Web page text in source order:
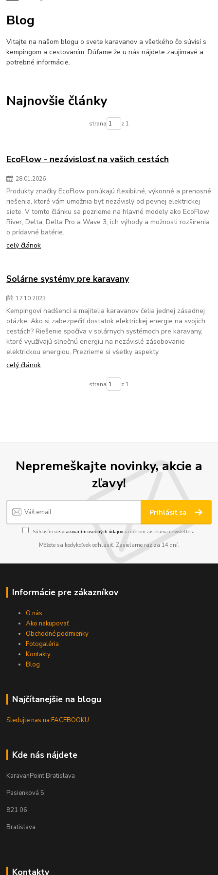
napajaniekarvanu
Blog
Vitajte na našom blogu o svete karavanov a všetkého čo súvisí s
kempingom a cestovaním. Dúfame že u nás nájdete zaujímavé a
potrebné informácie.
Najnovšie články
strana z 1
EcoFlow - nezávislosť na vašich cestách
28.01.2026
Produkty značky EcoFlow ponúkajú flexibilné, výkonné a prenosné
riešenia, ktoré vám umožnia byť nezávislý od pevnej elektrickej
siete. V tomto článku sa pozrieme na hlavné modely ako EcoFlow
River, Delta, Delta Pro a Wave 3, ich výhody a možnosti rozšírenia
o prídavné batérie.
celý článok
Solárne systémy pre karavany
17.10.2023
Kempingoví nadšenci a majitelia karavanov čelia jednej zásadnej
otázke: Ako si zabezpečiť dostatok elektrickej energie na svojich
cestách? Riešenie spočíva v solárnych systémoch pre karavany,
ktoré využívajú slnečnú energiu na nezávislé zásobovanie
elektrickou energiou. Prezrieme si všetky aspekty.
celý článok
strana z 1
Nepremeškajte novinky, akcie a
zľavy!
Prihlásiť sa
Súhlasím sospracovaním osobných údajov za účelom zasielania newslettera.
Môžete sa kedykoľvek odhlásiť. Zasielame raz za 14 dní.
Informácie pre zákazníkov
O nás
Ako nakupovať
Obchodné podmienky
Fotogaléria
Kontakty
Blog
Najčítanejšie na blogu
Sledujte nas na FACEBOOKU
Kde nás nájdete
KaravanPoint Bratislava
Pasienková 5
821 06
Bratislava
Kontakty